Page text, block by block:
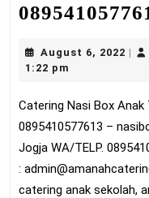
August 6, 2022 |
1:22 pm
Catering Nasi Box Anak TK Di PURWOKINANTI
0895410577613 –
Jogja WA/TELP.
:
catering anak sekolah,